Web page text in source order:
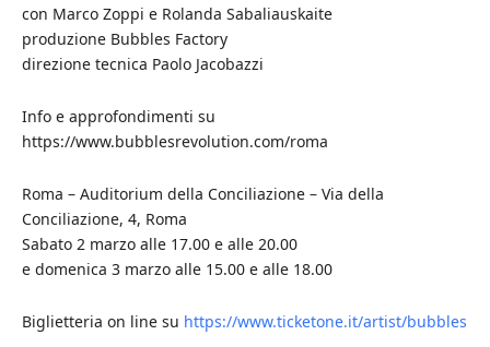
con Marco Zoppi e Rolanda Sabaliauskaite
produzione Bubbles Factory
direzione tecnica Paolo Jacobazzi
Info e approfondimenti su
https://www.bubblesrevolution.com/roma
Roma – Auditorium della Conciliazione – Via della
Conciliazione, 4, Roma
Sabato 2 marzo alle 17.00 e alle 20.00
e domenica 3 marzo alle 15.00 e alle 18.00
Biglietteria on line su https://www.ticketone.it/artist/bubbles